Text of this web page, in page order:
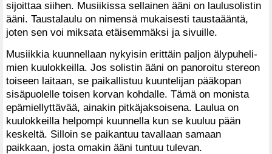
sijoittaa siihen. Musiikissa sellainen ääni on laulusolistin
ääni. Taustalaulu on nimensä mukaisesti taustaääntä,
joten sen voi miksata etäisemmäksi ja sivuille.
Musiikkia kuunnellaan nykyisin erittäin paljon älypuheli-
mien kuulokkeilla. Jos solistin ääni on panoroitu stereon
toiseen laitaan, se paikallistuu kuuntelijan pääkopan
sisäpuolelle toisen korvan kohdalle. Tämä on monista
epämiellyttävää, ainakin pitkäjaksoisena. Laulua on
kuulokkeilla helpompi kuunnella kun se kuuluu pään
keskeltä. Silloin se paikantuu tavallaan samaan
paikkaan, josta omakin ääni tuntuu tulevan.